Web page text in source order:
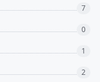
7
0
1
2